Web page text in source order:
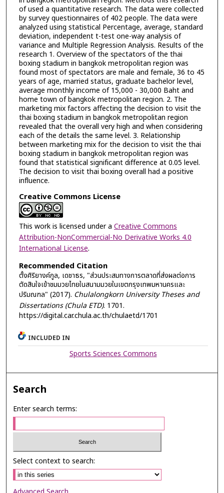
of used a quantitative research. The data were collected
by survey questionnaires of 402 people. The data were
analyzed using statistical Percentage, average, standard
deviation, independent t-test one-way analysis of
variance and Multiple Regression Analysis. Results of the
research 1. Overview of the spectators of the thai
boxing stadium in bangkok metropolitan region was
found most of spectators are male and female, 36 to 45
years of age, married status, graduate bachelor level,
average monthly income of 15,000 - 30,000 Baht and
home town of bangkok metropolitan region. 2. The
marketing mix factors affecting the decision to visit the
thai boxing stadium in bangkok metropolitan region
revealed that the overall very high and when considering
each of the details the same level. 3. Relationship
between marketing mix for the decision to visit the thai
boxing stadium in bangkok metropolitan region was
found that statistical significant difference at 0.05 level.
The decision to visit thai boxing overall had a positive
influence.
Creative Commons License
This work is licensed under a Creative Commons
Attribution-NonCommercial-No Derivative Works 4.0
International License.
Recommended Citation
ตั้งศิริยางค์กูล, เดชาธร, "ส่วนประสมทางการตลาดที่ส่งผลต่อการ
ตัดสินใจเข้าชมมวยไทยในสนามมวยในเขตกรุงเทพมหานครและ
ปริมณฑล" (2017). Chulalongkorn University Theses and
Dissertations (Chula ETD). 1701.
https://digital.car.chula.ac.th/chulaetd/1701
INCLUDED IN
Sports Sciences Commons
Search
Enter search terms:
Select context to search: